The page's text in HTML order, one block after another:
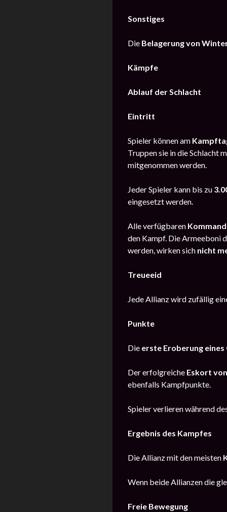
Sonstiges
Die Belagerung von
Kämpfe
Ablauf der Schlacht
Eintritt
Spieler können am
Truppen sie in die Schlacht
mitgenommen werden.
Jeder Spieler kann bis zu
eingesetzt werden.
Alle verfügbaren
den Kampf. Die Armeeboni
werden, wirken sich nicht
Treueeid
Jede Allianz wird zufällig
Punkte
Die erste Eroberung
Der erfolgreiche Eskort
ebenfalls Kampfpunkte.
Spieler verlieren während
Ergebnis des Kampfes
Die Allianz mit den meisten
Wenn beide Allianzen die
Freie Bewegung